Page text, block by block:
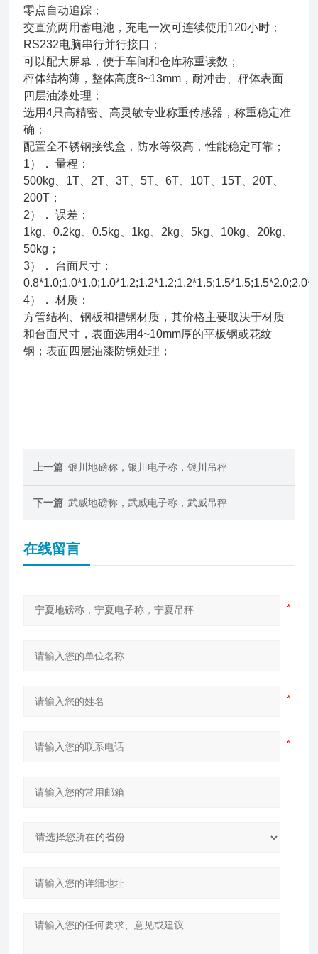
零点自动追踪；
交直流两用蓄电池，充电一次可连续使用120小时；
RS232电脑串行并行接口；
可以配大屏幕，便于车间和仓库称重读数；
秤体结构薄，整体高度8~13mm，耐冲击、秤体表面
四层油漆处理；
选用4只高精密、高灵敏专业称重传感器，称重稳定准
确；
配置全不锈钢接线盒，防水等级高，性能稳定可靠；
1）． 量程：
500kg、1T、2T、3T、5T、6T、10T、15T、20T、
200T；
2）． 误差：
1kg、0.2kg、0.5kg、1kg、2kg、5kg、10kg、20kg、
50kg；
3）． 台面尺寸：
4）． 材质：
方管结构、钢板和槽钢材质，其价格主要取决于材质
和台面尺寸，表面选用4~10mm厚的平板钢或花纹
钢；表面四层油漆防锈处理；
上一篇 银川地磅称，银川电子称，银川吊秤
下一篇 武威地磅称，武威电子称，武威吊秤
在线留言